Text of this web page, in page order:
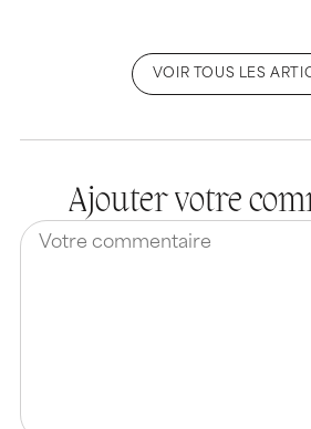
VOIR TOUS LES
Ajouter votre